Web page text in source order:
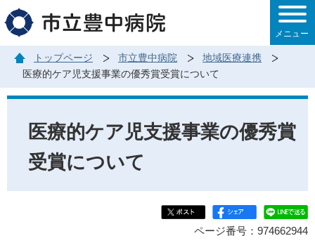
メニュー
トップページ 市立豊中病院
地域医療連携
医療的ケア児支援事業の優秀賞受賞について
医療的ケア児支援事業の優秀賞
受賞について
ページ番号：974662944